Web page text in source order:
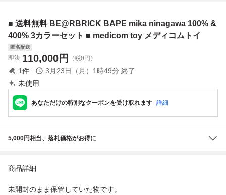
TOY PLUS
EDICOM TOY
■ 送料無料 BE@RBRICK BAPE mika ninagawa 100% &
400% 3カラーセット ■ medicom toy メディコムトイ
匿名配送
即決 110,000円 （税0円）
1件 3月23日（月）1時49分 終了
未使用
あなただけの特別なクーポンを受け取れます 詳細
5,000円相当、落札価格がお得に
商品詳細
未開封のまま保管していた物です。